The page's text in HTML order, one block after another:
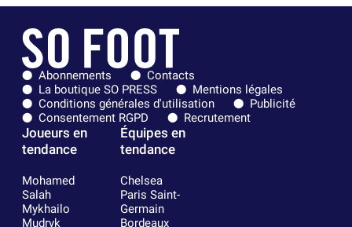
Abonnements
Contacts
La boutique SO PRESS
Mentions légales
Conditions générales d'utilisation
Publicité
Consentement RGPD
Recrutement
Joueurs en
tendance
Mohamed
Salah
Mykhailo
Mudryk
Équipes en
tendance
Chelsea
Paris Saint-
Germain
Bordeaux